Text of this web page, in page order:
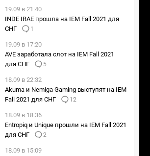
19.09 в 21:40
INDE IRAE прошла на IEM Fall 2021 для
СНГ
1
19.09 в 17:20
AVE заработала слот на IEM Fall 2021
для СНГ
5
18.09 в 22:32
Akuma и Nemiga Gaming выступят на IEM
Fall 2021 для СНГ
12
18.09 в 18:36
Entropiq и Unique прошли на IEM Fall 2021
для СНГ
2
18.09 в 15:09